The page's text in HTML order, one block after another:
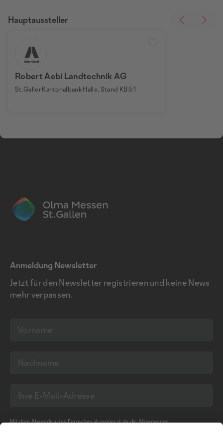
Robert Aebi Landtechnik AG
St.Galler Kantonalbank Halle, Stand KB.51
Hauptaussteller
Anmeldung Newsletter
Jetzt für den Newsletter registrieren und keine News
mehr verpassen.
Mit dem Absenden des Formulars akzeptierst du dieAllgemeinen